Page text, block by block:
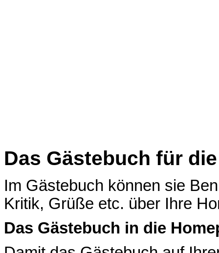
Das Gästebuch für
Im Gästebuch können sie
Kritik, Grüße etc. über Ihre
Das Gästebuch in die